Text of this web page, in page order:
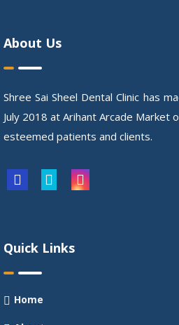
About Us
Shree Sai Sheel Dental Clinic has
July 2018 at Arihant Arcade Market
esteemed patients and clients.
Quick Links
Home